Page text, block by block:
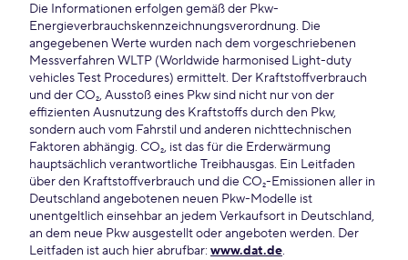
Die Informationen erfolgen gemäß der Pkw-
Energieverbrauchskennzeichnungsverordnung. Die
angegebenen Werte wurden nach dem vorgeschriebenen
Messverfahren WLTP (Worldwide harmonised Light-duty
vehicles Test Procedures) ermittelt. Der Kraftstoffverbrauch
und der CO₂, Ausstoß eines Pkw sind nicht nur von der
effizienten Ausnutzung des Kraftstoffs durch den Pkw,
sondern auch vom Fahrstil und anderen nichttechnischen
Faktoren abhängig. CO₂, ist das für die Erderwärmung
hauptsächlich verantwortliche Treibhausgas. Ein Leitfaden
über den Kraftstoffverbrauch und die CO₂-Emissionen aller in
Deutschland angebotenen neuen Pkw-Modelle ist
unentgeltlich einsehbar an jedem Verkaufsort in Deutschland,
an dem neue Pkw ausgestellt oder angeboten werden. Der
Leitfaden ist auch hier abrufbar: www.dat.de.